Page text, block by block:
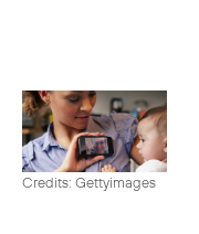
Credits: Gettyimages